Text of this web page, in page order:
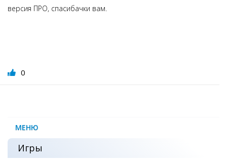
версия ПРО, спасибачки вам.
0
МЕНЮ
Игры